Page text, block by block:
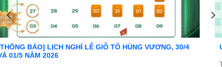
Ưu đãi đặc biệt: Khám chữa bệnh áp dụng BHYT